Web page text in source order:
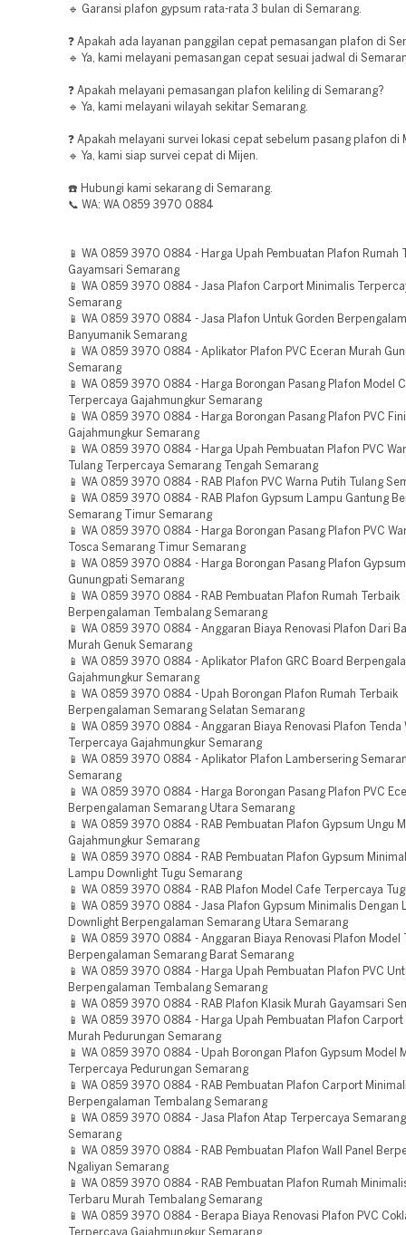
🔹 Garansi plafon gypsum rata-rata 3 bulan di Semarang.
❓ Apakah ada layanan panggilan cepat pemasangan plafon di
🔹 Ya, kami melayani pemasangan cepat sesuai jadwal di
❓ Apakah melayani pemasangan plafon keliling di Semarang?
🔹 Ya, kami melayani wilayah sekitar Semarang.
❓ Apakah melayani survei lokasi cepat sebelum pasang plafon di
🔹 Ya, kami siap survei cepat di Mijen.
☎️ Hubungi kami sekarang di Semarang.
📞 WA: WA 0859 3970 0884
📱 WA 0859 3970 0884 - Harga Upah Pembuatan Plafon Rumah
Gayamsari Semarang
📱 WA 0859 3970 0884 - Jasa Plafon Carport Minimalis
Semarang
📱 WA 0859 3970 0884 - Jasa Plafon Untuk Gorden
Banyumanik Semarang
📱 WA 0859 3970 0884 - Aplikator Plafon PVC Eceran Murah
Semarang
📱 WA 0859 3970 0884 - Harga Borongan Pasang Plafon Model
Terpercaya Gajahmungkur Semarang
📱 WA 0859 3970 0884 - Harga Borongan Pasang Plafon PVC
Gajahmungkur Semarang
📱 WA 0859 3970 0884 - Harga Upah Pembuatan Plafon PVC
Tulang Terpercaya Semarang Tengah Semarang
📱 WA 0859 3970 0884 - RAB Plafon PVC Warna Putih Tulang
📱 WA 0859 3970 0884 - RAB Plafon Gypsum Lampu Gantung
Semarang Timur Semarang
📱 WA 0859 3970 0884 - Harga Borongan Pasang Plafon PVC
Tosca Semarang Timur Semarang
📱 WA 0859 3970 0884 - Harga Borongan Pasang Plafon
Gunungpati Semarang
📱 WA 0859 3970 0884 - RAB Pembuatan Plafon Rumah Terbaik
Berpengalaman Tembalang Semarang
📱 WA 0859 3970 0884 - Anggaran Biaya Renovasi Plafon Dari
Murah Genuk Semarang
📱 WA 0859 3970 0884 - Aplikator Plafon GRC Board
Gajahmungkur Semarang
📱 WA 0859 3970 0884 - Upah Borongan Plafon Rumah Terbaik
Berpengalaman Semarang Selatan Semarang
📱 WA 0859 3970 0884 - Anggaran Biaya Renovasi Plafon Tenda
Terpercaya Gajahmungkur Semarang
📱 WA 0859 3970 0884 - Aplikator Plafon Lambersering
Semarang
📱 WA 0859 3970 0884 - Harga Borongan Pasang Plafon PVC
Berpengalaman Semarang Utara Semarang
📱 WA 0859 3970 0884 - RAB Pembuatan Plafon Gypsum Ungu
Gajahmungkur Semarang
📱 WA 0859 3970 0884 - RAB Pembuatan Plafon Gypsum
Lampu Downlight Tugu Semarang
📱 WA 0859 3970 0884 - RAB Plafon Model Cafe Terpercaya
📱 WA 0859 3970 0884 - Jasa Plafon Gypsum Minimalis Dengan
Downlight Berpengalaman Semarang Utara Semarang
📱 WA 0859 3970 0884 - Anggaran Biaya Renovasi Plafon Model
Berpengalaman Semarang Barat Semarang
📱 WA 0859 3970 0884 - Harga Upah Pembuatan Plafon PVC
Berpengalaman Tembalang Semarang
📱 WA 0859 3970 0884 - RAB Plafon Klasik Murah Gayamsari
📱 WA 0859 3970 0884 - Harga Upah Pembuatan Plafon Carport
Murah Pedurungan Semarang
📱 WA 0859 3970 0884 - Upah Borongan Plafon Gypsum Model
Terpercaya Pedurungan Semarang
📱 WA 0859 3970 0884 - RAB Pembuatan Plafon Carport
Berpengalaman Tembalang Semarang
📱 WA 0859 3970 0884 - Jasa Plafon Atap Terpercaya
Semarang
📱 WA 0859 3970 0884 - RAB Pembuatan Plafon Wall Panel
Ngaliyan Semarang
📱 WA 0859 3970 0884 - RAB Pembuatan Plafon Rumah
Terbaru Murah Tembalang Semarang
📱 WA 0859 3970 0884 - Berapa Biaya Renovasi Plafon PVC
Terpercaya Gajahmungkur Semarang